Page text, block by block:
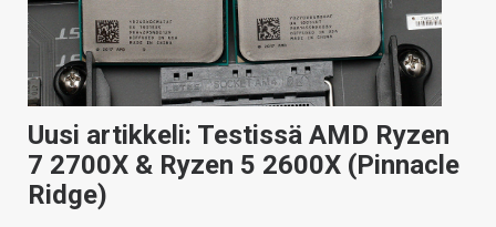
Uusi artikkeli: Testissä AMD Ryzen
7 2700X & Ryzen 5 2600X (Pinnacle
Ridge)